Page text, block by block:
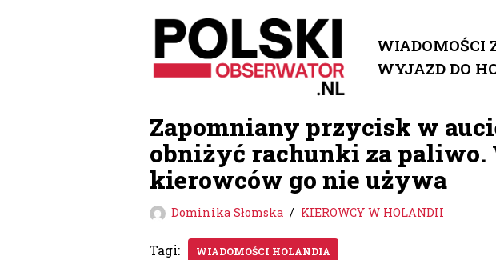
Przejdź
do
WIADOMOŚCI
WYJAZD DO
Zapomniany przycisk w
obniżyć rachunki za paliwo.
kierowców go nie używa
Dominika Słomska KIEROWCY W HOLANDII
Tagi: WIADOMOŚCI HOLANDIA